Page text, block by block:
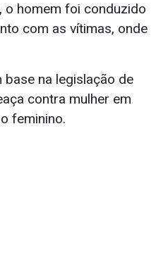
o homem foi conduzido
com as vítimas, onde
na legislação de
contra mulher em
feminino.